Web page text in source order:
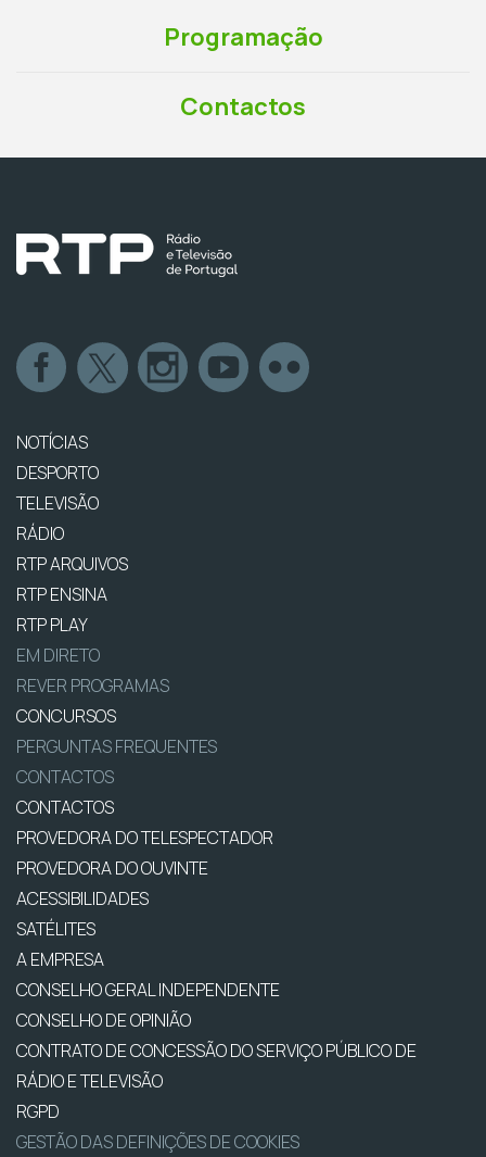
Programação
Contactos
NOTÍCIAS
DESPORTO
TELEVISÃO
RÁDIO
RTP ARQUIVOS
RTP ENSINA
RTP PLAY
EM DIRETO
REVER PROGRAMAS
CONCURSOS
PERGUNTAS FREQUENTES
CONTACTOS
CONTACTOS
PROVEDORA DO TELESPECTADOR
PROVEDORA DO OUVINTE
ACESSIBILIDADES
SATÉLITES
A EMPRESA
CONSELHO GERAL INDEPENDENTE
CONSELHO DE OPINIÃO
CONTRATO DE CONCESSÃO DO SERVIÇO PÚBLICO DE
RÁDIO E TELEVISÃO
RGPD
GESTÃO DAS DEFINIÇÕES DE COOKIES